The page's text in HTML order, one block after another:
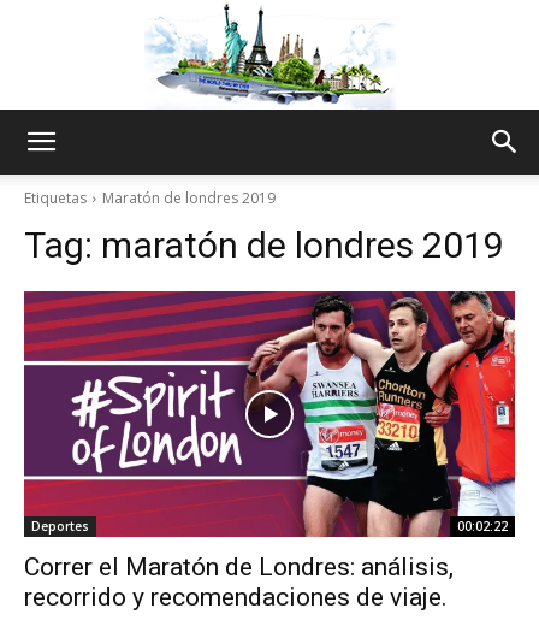
Thru
My
Eyes
Etiquetas Maratón de londres 2019
Tag: maratón de londres 2019
Deportes 00:02:22
Correr el Maratón de Londres: análisis,
recorrido y recomendaciones de viaje.